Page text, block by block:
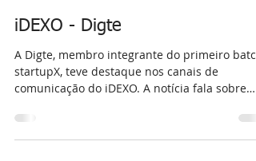
Denis Eloterio
iDEXO - Digte
A Digte, membro integrante do primeiro batch
comunicação do iDEXO. A notícia fala sobre
nossa...